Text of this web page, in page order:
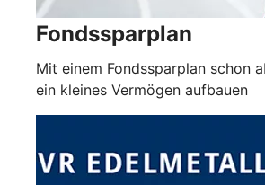
Fondssparplan
Mit einem Fondssparplan schon
ein kleines Vermögen aufbauen